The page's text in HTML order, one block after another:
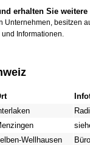
erhalten Sie
Unternehmen, besitzen
Informationen.
Wellhausen